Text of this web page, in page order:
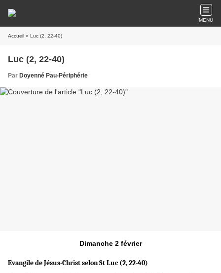
MENU
Accueil » Luc (2, 22-40)
Luc (2, 22-40)
Par Doyenné Pau-Périphérie
Dimanche 2 février
Evangile de Jésus-Christ selon StLuc (2, 22-40)